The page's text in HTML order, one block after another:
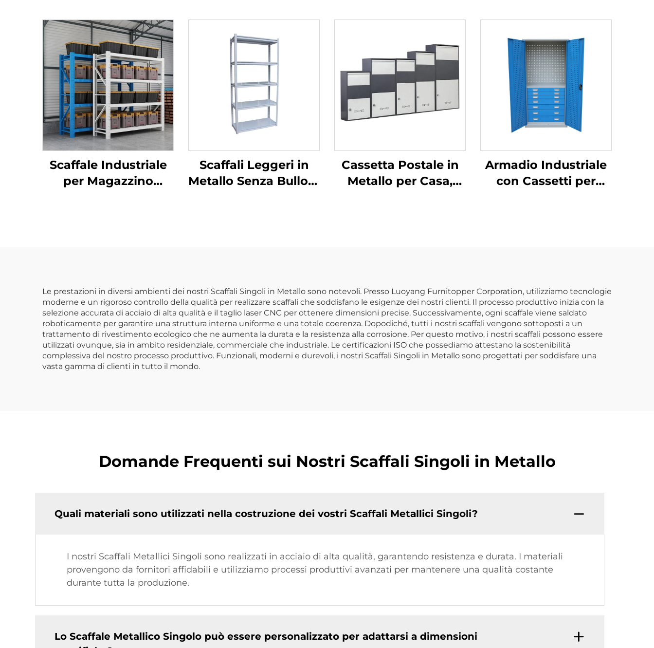
Scaffale Industriale
per Magazzino
Scaffali Leggeri in
Metallo Senza Bulloni
Scaffali per Negozio
Cassetta Postale in
Metallo per Casa,
Armadio Industriale
con Cassetti per
Le prestazioni in diversi ambienti dei nostri Scaffali Singoli in Metallo sono notevoli. Presso Luoyang Furnitopper Corporation, utilizziamo tecnologie
moderne e un rigoroso controllo della qualità per realizzare scaffali che soddisfano le esigenze dei nostri clienti. Il processo produttivo inizia con la
selezione accurata di acciaio di alta qualità e il taglio laser CNC per ottenere dimensioni precise. Successivamente, ogni scaffale viene saldato
roboticamente per garantire una struttura interna uniforme e una totale coerenza. Dopodiché, tutti i nostri scaffali vengono sottoposti a un
trattamento di rivestimento ecologico che ne aumenta la durata e la resistenza alla corrosione. Per questo motivo, i nostri scaffali possono essere
utilizzati ovunque, sia in ambito residenziale, commerciale che industriale. Le certificazioni ISO che possediamo attestano la sostenibilità
complessiva del nostro processo produttivo. Funzionali, moderni e durevoli, i nostri Scaffali Singoli in Metallo sono progettati per soddisfare una
vasta gamma di clienti in tutto il mondo.
Domande Frequenti sui Nostri Scaffali Singoli in Metallo
Quali materiali sono utilizzati nella costruzione dei vostri Scaffali Metallici Singoli?
I nostri Scaffali Metallici Singoli sono realizzati in acciaio di alta qualità, garantendo resistenza e durata. I materiali
provengono da fornitori affidabili e utilizziamo processi produttivi avanzati per mantenere una qualità costante
durante tutta la produzione.
Lo Scaffale Metallico Singolo può essere personalizzato per adattarsi a dimensioni